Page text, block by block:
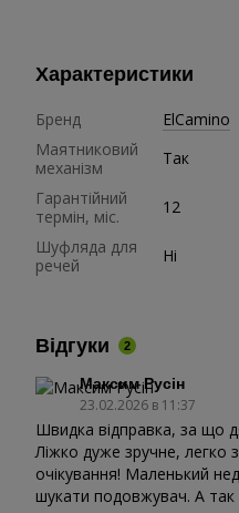
Характеристики
Бренд
ElCamino
Маятниковий
механізм
Так
Гарантійний
термін, міс.
12
Шуфляда для
речей
Ні
Відгуки 2
Максим Русін
23.02.2026 в 11:37
Швидка відправка, за що
Ліжко дуже зручне, легко
очікування! Маленький
шукати подовжувач. А так